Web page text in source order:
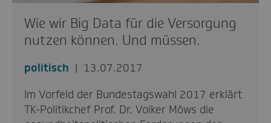
Wie wir Big Data für die Versorgung
nutzen können. Und müssen.
politisch
13.07.2017
Im Vorfeld der Bundestagswahl 2017 erklärt
TK-Politikchef Prof. Dr. Volker Möws die